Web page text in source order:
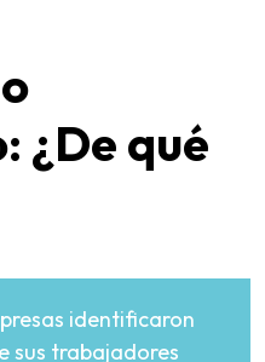
¿De qué
identificaron
sus trabajadores